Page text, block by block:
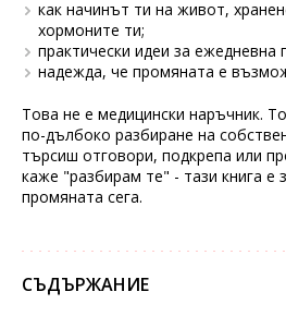
как начинът ти на живот,
хормоните ти;
практически идеи за ежедневна
надежда, че промяната е
Това не е медицински наръчник.
по-дълбоко разбиране на
търсиш отговори, подкрепа или
каже "разбирам те" - тази книга е
промяната сега.
СЪДЪРЖАНИЕ